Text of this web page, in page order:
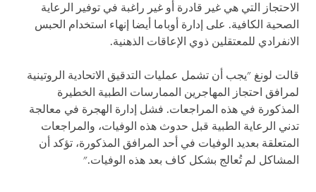
الاحتجاز التي هي غير قادرة أو غير راغبة في توفير الرعاية
الصحية الكافية. على إدارة أوباما أيضا إنهاء استخدام الحبس
الانفرادي للمعتقلين ذوي الإعاقات الذهنية.
قالت لونغ "يجب أن تشمل عمليات التدقيق الاتحادية الروتينية
لمرافق احتجاز المهاجرين الممارسات الطبية الخطيرة
المذكورة في هذه المراجعات. فشل إدارة الهجرة في معالجة
تدني الرعاية الطبية قبل حدوث هذه الوفيات، والمراجعات
المتعلقة بعديد الوفيات في أحد المرافق المذكورة، تؤكد أن
المشاكل لم تُعالج بشكل كاف بعد هذه الوفيات."